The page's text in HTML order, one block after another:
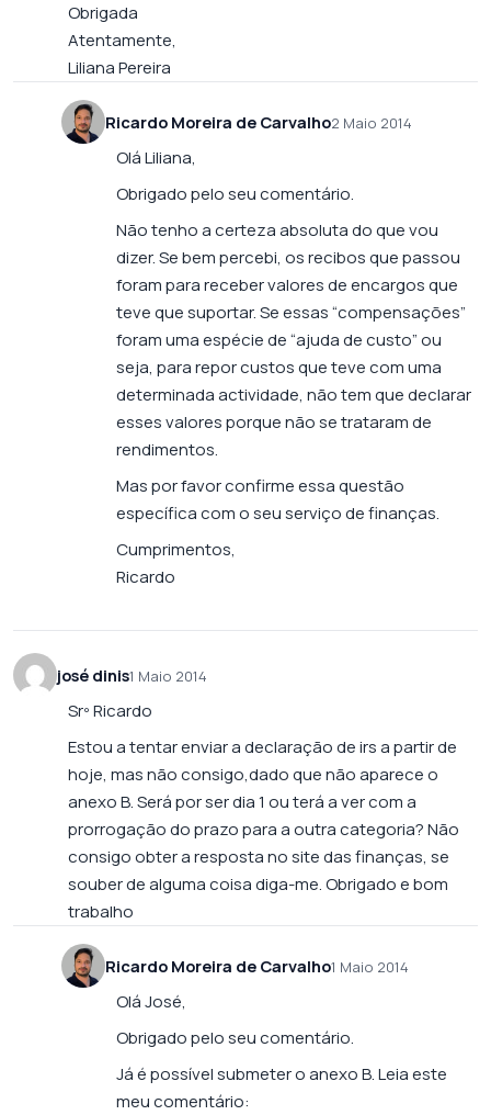
Obrigada
Atentamente,
Liliana Pereira
Ricardo Moreira de Carvalho2 Maio 2014
Olá Liliana,
Obrigado pelo seu comentário.
Não tenho a certeza absoluta do que vou
dizer. Se bem percebi, os recibos que passou
foram para receber valores de encargos que
teve que suportar. Se essas “compensações”
foram uma espécie de “ajuda de custo” ou
seja, para repor custos que teve com uma
determinada actividade, não tem que declarar
esses valores porque não se trataram de
rendimentos.
Mas por favor confirme essa questão
específica com o seu serviço de finanças.
Cumprimentos,
Ricardo
josé dinis1 Maio 2014
Srº Ricardo
Estou a tentar enviar a declaração de irs a partir de
hoje, mas não consigo,dado que não aparece o
anexo B. Será por ser dia 1 ou terá a ver com a
prorrogação do prazo para a outra categoria? Não
consigo obter a resposta no site das finanças, se
souber de alguma coisa diga-me. Obrigado e bom
trabalho
Ricardo Moreira de Carvalho1 Maio 2014
Olá José,
Obrigado pelo seu comentário.
Já é possível submeter o anexo B. Leia este
meu comentário: